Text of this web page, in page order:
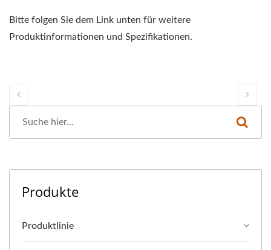
Bitte folgen Sie dem Link unten für weitere
Produktinformationen und Spezifikationen.
Produkte
Produktlinie